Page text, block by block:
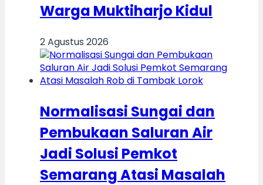
Warga Muktiharjo Kidul
2 Agustus 2026
Normalisasi Sungai dan
Pembukaan Saluran Air
Jadi Solusi Pemkot
Semarang Atasi Masalah